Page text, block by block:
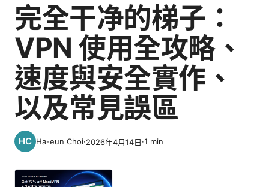
完全干净的梯子：
VPN 使用全攻略、
速度與安全實作、
以及常見誤區
Ha-eun Choi·2026年4月14日·1 min